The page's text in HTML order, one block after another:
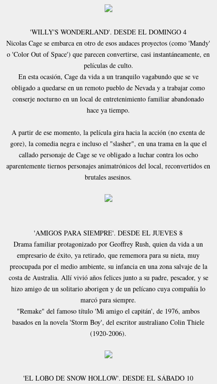
'WILLY'S WONDERLAND'. DESDE EL DOMINGO 4
Nicolas Cage se embarca en otro de esos audaces proyectos (como 'Mandy'
o 'Color Out of Space') que parecen convertirse, casi instantáneamente, en
películas de culto.
En esta ocasión, Cage da vida a un tranquilo vagabundo que se ve
obligado a quedarse en un remoto pueblo de Nevada y a trabajar como
conserje nocturno en un local de entretenimiento familiar abandonado
hace ya tiempo.
A partir de ese momento, la película gira hacia la acción (no exenta de
gore), la comedia negra e incluso el "slasher", en una trama en la que el
callado personaje de Cage se ve obligado a luchar contra los ocho
aparentemente tiernos personajes animatrónicos del local, reconvertidos en
brutales asesinos.
'AMIGOS PARA SIEMPRE'. DESDE EL JUEVES 8
Drama familiar protagonizado por Geoffrey Rush, quien da vida a un
empresario de éxito, ya retirado, que rememora para su nieta, muy
preocupada por el medio ambiente, su infancia en una zona salvaje de la
costa de Australia. Allí vivió años felices junto a su padre, pescador, y se
hizo amigo de un solitario aborigen y de un pelícano cuya compañía lo
marcó para siempre.
"Remake" del famoso título 'Mi amigo el capitán', de 1976, ambos
basados en la novela 'Storm Boy', del escritor australiano Colin Thiele
(1920-2006).
'EL LOBO DE SNOW HOLLOW'. DESDE EL SÁBADO 10